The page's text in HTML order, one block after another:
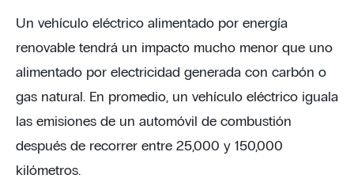
Un vehículo eléctrico alimentado por energía
renovable tendrá un impacto mucho menor que uno
alimentado por electricidad generada con carbón o
gas natural. En promedio, un vehículo eléctrico iguala
las emisiones de un automóvil de combustión
después de recorrer entre 25,000 y 150,000
kilómetros.